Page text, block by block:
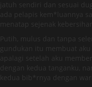
jatuh sendiri dan sesuai
ada pelapis kem*luannya
menatap sejenak
Putih, mulus dan tanpa
gundukan itu membuat
apalagi setelah aku
dengan kedua tanganku,
kedua bib*rnya dengan